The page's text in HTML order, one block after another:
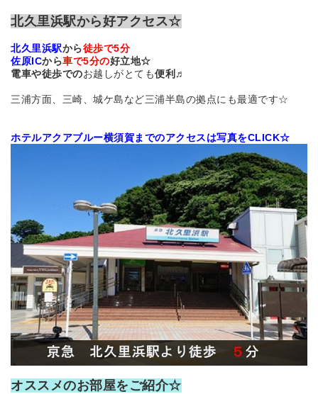
北久里浜駅から好アクセス☆
北久里浜駅から徒歩で5分
佐原ICから車で5分の好立地☆
電車や徒歩でのお越しがとても便利♬
三浦方面、三崎、城ケ島など三浦半島の拠点にも最適です☆
ホテルアクアブルー横須賀までのアクセスは写真をCLICK☆
オススメのお部屋をご紹介☆